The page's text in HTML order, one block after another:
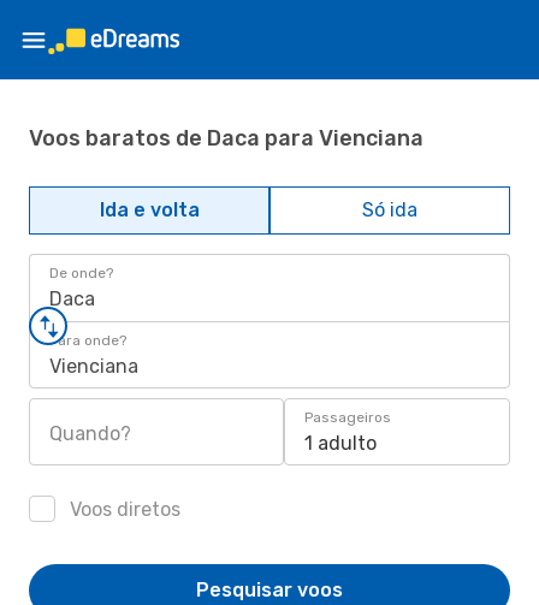
Voos baratos de Daca para Vienciana
Ida e volta Só ida
De onde?
Daca
Para onde?
Vienciana
Quando?
Passageiros
1 adulto
Voos diretos
Pesquisar voos